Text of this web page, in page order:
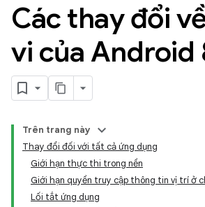
Các thay đổi
vi của Android
Trên trang này
Thay đổi đối với tất cả ứng dụng
Giới hạn thực thi trong nền
Giới hạn quyền truy cập thông tin vị trí ở
Lối tắt ứng dụng